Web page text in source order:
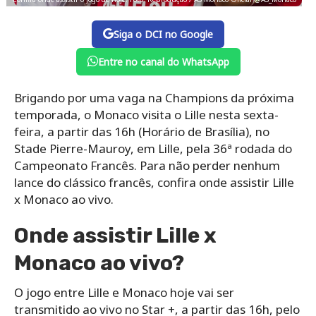
Siga o DCI no Google
Entre no canal do WhatsApp
Brigando por uma vaga na Champions da próxima
temporada, o Monaco visita o Lille nesta sexta-
feira, a partir das 16h (Horário de Brasília), no
Stade Pierre-Mauroy, em Lille, pela 36ª rodada do
Campeonato Francês. Para não perder nenhum
lance do clássico francês, confira onde assistir Lille
x Monaco ao vivo.
Onde assistir Lille x
Monaco ao vivo?
O jogo entre Lille e Monaco hoje vai ser
transmitido ao vivo no Star +, a partir das 16h, pelo